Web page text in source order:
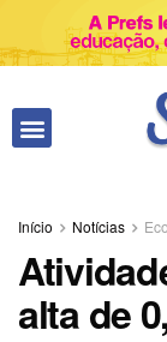
Início Notícias
alta de